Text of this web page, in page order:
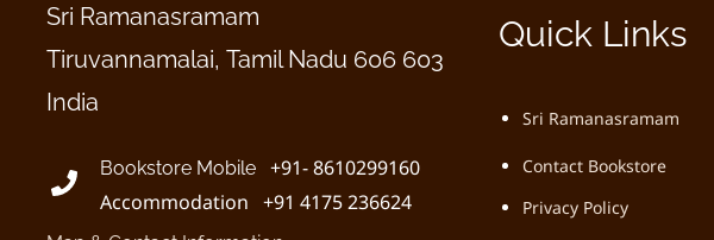
Sri Ramanasramam
Tiruvannamalai, Tamil Nadu 606 603
India
Bookstore Mobile
+91- 8610299160
Accommodation +91 4175 236624
Quick Links
Sri Ramanasramam
Contact Bookstore
Privacy Policy